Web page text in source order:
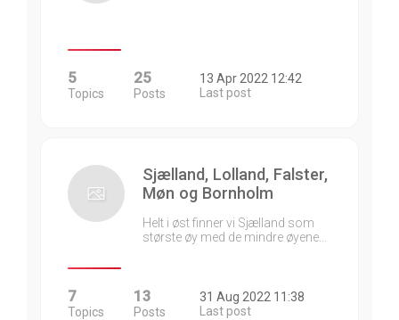
5
Topics
25
Posts
13 Apr 2022 12:42
Last post
Sjælland, Lolland, Falster,
Møn og Bornholm
Helt i øst finner vi Sjælland som
største øy med de mindre øyene…
7
Topics
13
Posts
31 Aug 2022 11:38
Last post